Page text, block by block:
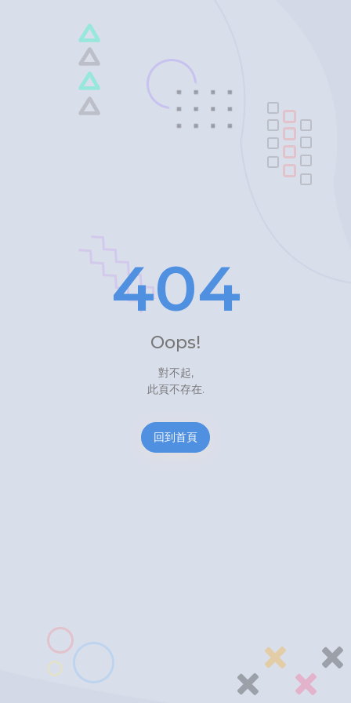
404
Oops!
對不起,
此頁不存在.
回到首頁